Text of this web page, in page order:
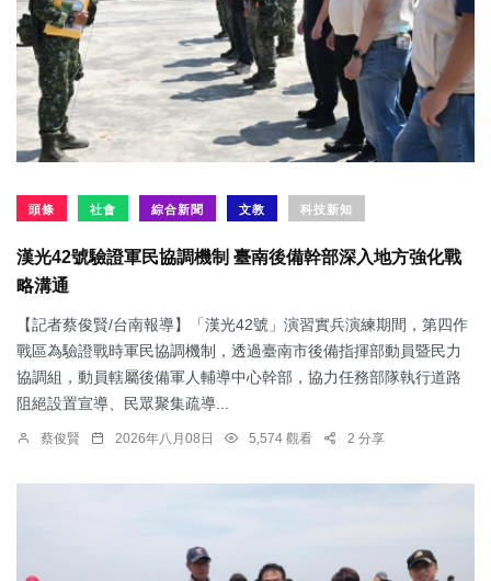
頭條 社會 綜合新聞 文教 科技新知
漢光42號驗證軍民協調機制 臺南後備幹部深入地方強化戰
略溝通
【記者蔡俊賢/台南報導】「漢光42號」演習實兵演練期間，第四作
戰區為驗證戰時軍民協調機制，透過臺南市後備指揮部動員暨民力
協調組，動員轄屬後備軍人輔導中心幹部，協力任務部隊執行道路
阻絕設置宣導、民眾聚集疏導...
蔡俊賢 2026年八月08日 5,574 觀看 2 分享